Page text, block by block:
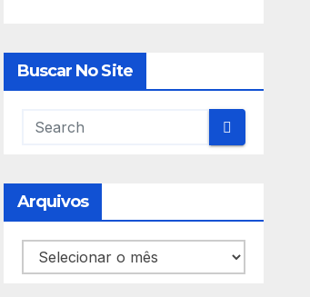
Buscar No Site
Arquivos
Arquivos